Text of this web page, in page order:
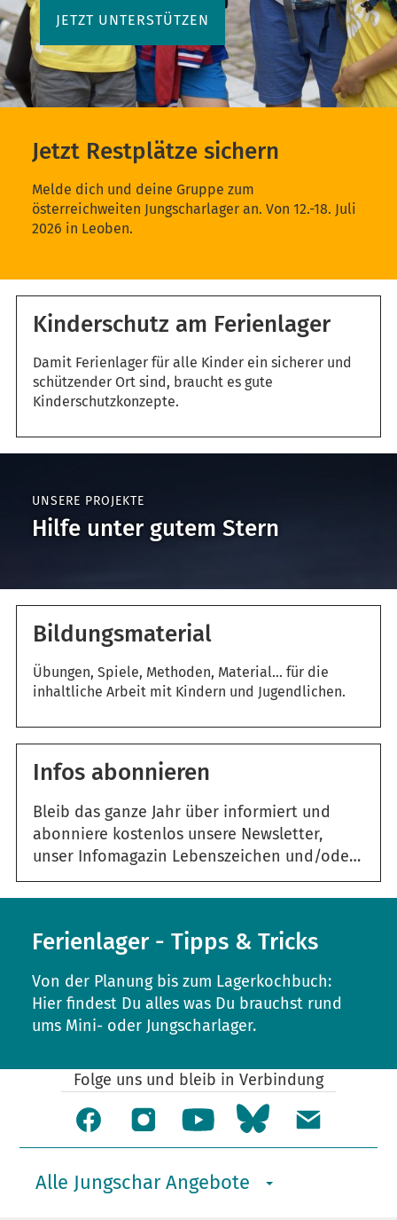
JETZT UNTERSTÜTZEN
Jetzt Restplätze sichern
Melde dich und deine Gruppe zum
österreichweiten Jungscharlager an. Von 12.-18. Juli
2026 in Leoben.
Kinderschutz am Ferienlager
Damit Ferienlager für alle Kinder ein sicherer und
schützender Ort sind, braucht es gute
Kinderschutzkonzepte.
UNSERE PROJEKTE
Hilfe unter gutem Stern
Bildungsmaterial
Übungen, Spiele, Methoden, Material... für die
inhaltliche Arbeit mit Kindern und Jugendlichen.
Infos abonnieren
Bleib das ganze Jahr über informiert und
abonniere kostenlos unsere Newsletter,
unser Infomagazin Lebenszeichen und/oder den Jahresbericht.
Ferienlager - Tipps & Tricks
Von der Planung bis zum Lagerkochbuch:
Hier findest Du alles was Du brauchst rund
ums Mini- oder Jungscharlager.
Folge uns und bleib in Verbindung
Alle Jungschar Angebote